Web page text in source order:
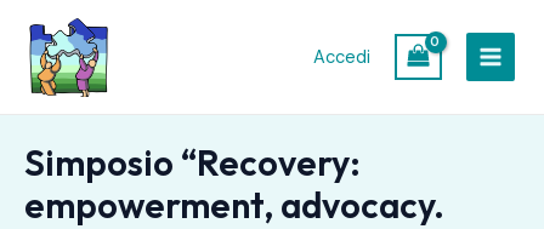
contenuto
Accedi
Simposio “Recovery:
empowerment, advocacy.